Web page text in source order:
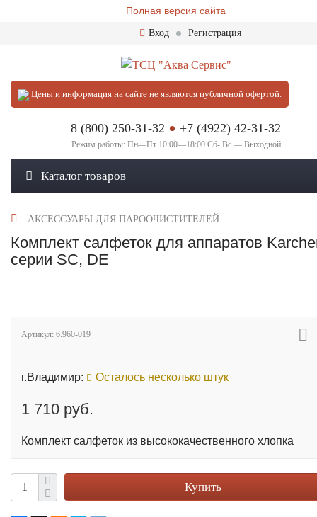
Полная версия сайта
Вход Регистрация
Цены и информация на сайте не являются публичной офертой.
8 (800) 250-31-32 +7 (4922) 42-31-32
Режим работы: Пн—Пт 10:00—18:00 Сб- Вс — Выходной
Каталог товаров
АКСЕССУАРЫ ДЛЯ ПАРООЧИСТИТЕЛЕЙ
Комплект салфеток для аппаратов
серии SC, DE
Артикул: 6.960-019
г.Владимир: Осталось несколько штук
1 710 руб.
Комплект салфеток из высококачественного хлопка
Купить